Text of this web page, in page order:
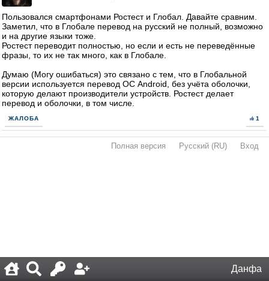
Данфа
Пользовался смартфонами Ростест и Глобал. Давайте сравним.
Заметил, что в Глобале перевод на русский не полный, возможно
и на другие языки тоже.
Ростест переводит полностью, но если и есть не переведённые
фразы, то их не так много, как в Глобале.
Думаю (Могу ошибаться) это связано с тем, что в Глобальной
версии используется перевод ОС Android, без учёта оболочки,
которую делают производители устройств. Ростест делает
перевод и оболочки, в том числе.
ЖАЛОБА 1
Полная версия Русский (RU) Вход